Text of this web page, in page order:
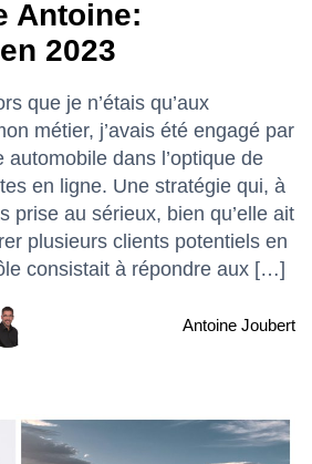
Antoine:
2023
que je n’étais qu’aux
métier, j’avais été engagé par
automobile dans l’optique de
en ligne. Une stratégie qui, à
prise au sérieux, bien qu’elle ait
plusieurs clients potentiels en
consistait à répondre aux […]
Antoine Joubert